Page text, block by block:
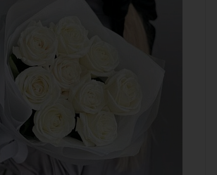
дизайнерская упаковка